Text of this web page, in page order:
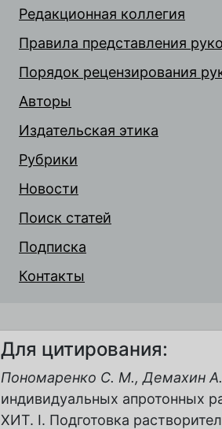
Редакционная коллегия
Правила представления
Порядок рецензирования
Авторы
Издательская этика
Рубрики
Новости
Поиск статей
Подписка
Контакты
Для цитирования:
Пономаренко С. М., Демахин
индивидуальных апротонных
ХИТ. I. Подготовка